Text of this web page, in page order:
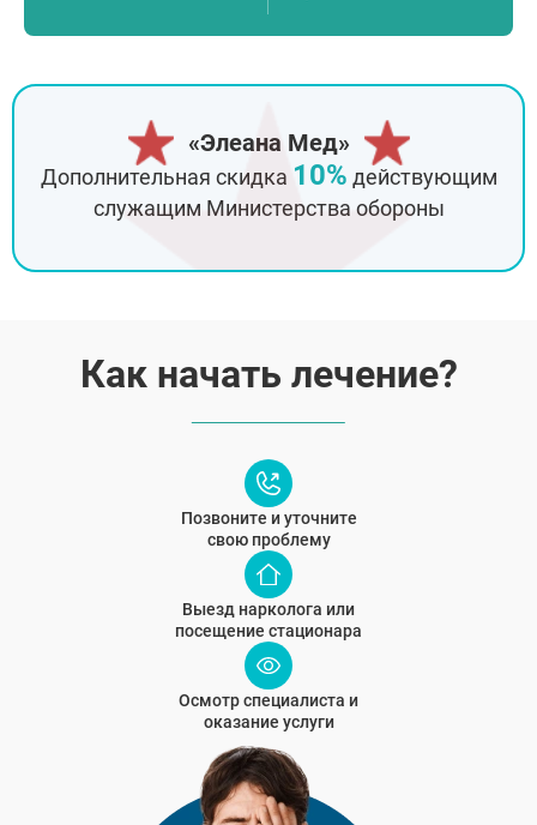
«Элеана Мед»
Дополнительная скидка 10% действующим
служащим Министерства обороны
Как начать лечение?
Позвоните и уточните
свою проблему
Выезд нарколога или
посещение стационара
Осмотр специалиста и
оказание услуги